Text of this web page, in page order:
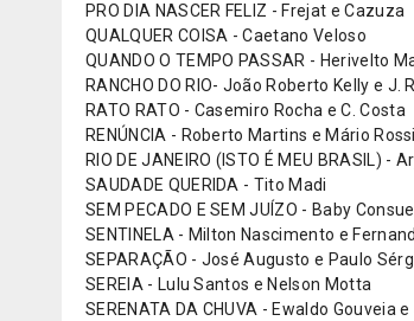
PRO DIA NASCER FELIZ - Frejat e Cazuza
QUALQUER COISA - Caetano Veloso
QUANDO O TEMPO PASSAR - Herivelto
RANCHO DO RIO- João Roberto Kelly e J.
RATO RATO - Casemiro Rocha e C. Costa
RENÚNCIA - Roberto Martins e Mário Rossi
RIO DE JANEIRO (ISTO É MEU BRASIL) -
SAUDADE QUERIDA - Tito Madi
SEM PECADO E SEM JUÍZO - Baby
SENTINELA - Milton Nascimento e
SEPARAÇÃO - José Augusto e Paulo
SEREIA - Lulu Santos e Nelson Motta
SERENATA DA CHUVA - Ewaldo Gouveia